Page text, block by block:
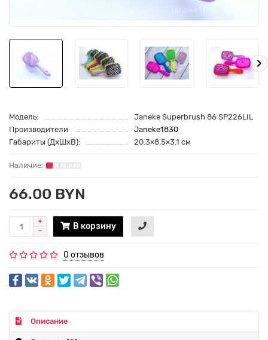
Модель:
Janeke Superbrush 86 SP226LIL
Производители
Janeke1830
Габариты (ДхШхВ):
20.3×8.5×3.1 см
66.00 BYN
В корзину
0 отзывов
Описание